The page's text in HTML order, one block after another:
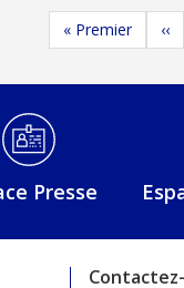
Première page
« Premier ‹‹
Presse